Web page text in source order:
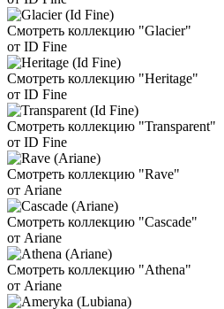
Смотреть коллекцию "Glacier"
от ID Fine
Смотреть коллекцию "Heritage"
от ID Fine
Смотреть коллекцию "Transparent"
от ID Fine
Смотреть коллекцию "Rave"
от Ariane
Смотреть коллекцию "Cascade"
от Ariane
Смотреть коллекцию "Athena"
от Ariane